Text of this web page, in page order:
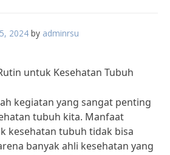
2024 by adminrsu
untuk Kesehatan Tubuh
kegiatan yang sangat penting
tubuh kita. Manfaat
kesehatan tubuh tidak bisa
banyak ahli kesehatan yang